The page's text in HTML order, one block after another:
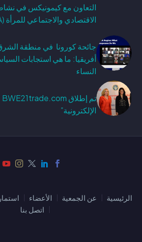
التعاون مع كيمونيكس في
الاقتصادي والاجتماعي للمرأة (WESEA) في مصر
جائحة كورونا في منطقة
أفريقيا: ما هي استجابات
النساء
الإلكترونية”
الرئيسية عن الجمعية الأعضاء
اتصل بنا